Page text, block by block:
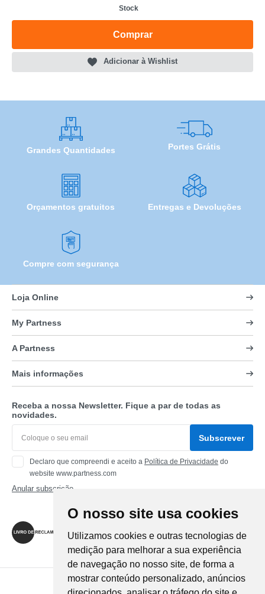
O nosso site usa cookies
Utilizamos cookies e outras tecnologias de
medição para melhorar a sua experiência
de navegação no nosso site, de forma a
mostrar conteúdo personalizado, anúncios
Stock
Comprar
Adicionar à Wishlist
Grandes Quantidades Portes Grátis
Orçamentos gratuitos Entregas e Devoluções
Compre com segurança
Loja Online
My Partness
A Partness
Mais informações
Receba a nossa Newsletter. Fique a par de todas as
novidades.
Subscrever
Declaro que compreendi e aceito a Política de Privacidade do
website www.partness.com
Anular subscrição
Siga-nos
Método de Pagamento